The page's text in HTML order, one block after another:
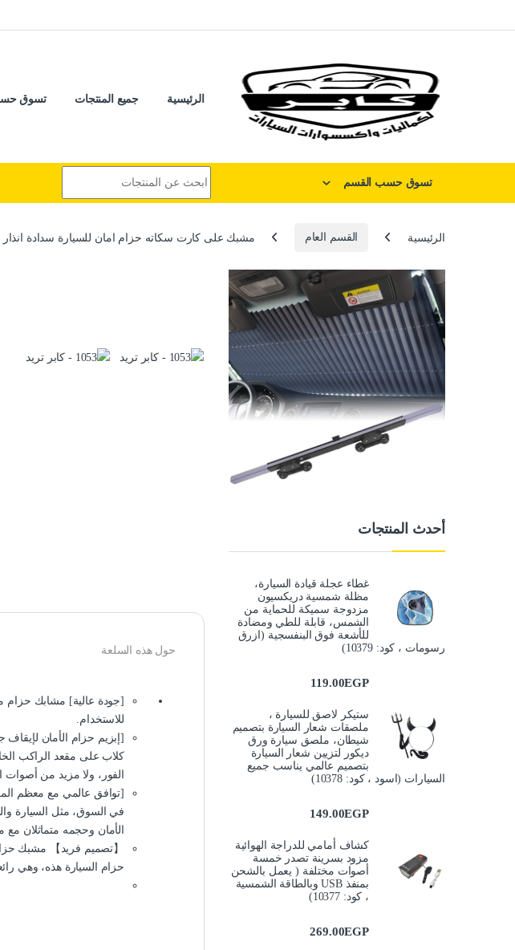
الرئيسية جميع المنتجات تسوق
تسوق حسب القسم
الرئيسية القسم العام مشبك على كارت سكاته حزام امان للسيارة سدادة
حول هذه السلعة
[جودة عالية] مشابك حزام
للاستخدام.
[إبزيم حزام الأمان لإيقاف
كلاب على مقعد الراكب
الفور، ولا مزيد من أصوات
[توافق عالمي مع معظم
في السوق، مثل السيارة
الأمان وحجمه متماثلان
【تصميم فريد】 مشبك
حزام السيارة هذه، وهي
أحدث المنتجات
غطاء عجلة قيادة السيارة،
مظلة شمسية دريكسيون
مزدوجة سميكة للحماية من
الشمس، قابلة للطي ومضادة
للأشعة فوق البنفسجية (ازرق
رسومات ، كود: 10379)
119.00EGP
ستيكر لاصق للسيارة ،
ملصقات شعار السيارة بتصميم
شيطان، ملصق سيارة ورق
ديكور لتزيين شعار السيارة
بتصميم عالمي يناسب جميع
السيارات (اسود ، كود: 10378)
149.00EGP
كشاف أمامي للدراجة الهوائية
مزود بسرينة تصدر خمسة
أصوات مختلفة ( يعمل بالشحن
بمنفذ USB وبالطاقة الشمسية
، كود: 10377)
269.00EGP